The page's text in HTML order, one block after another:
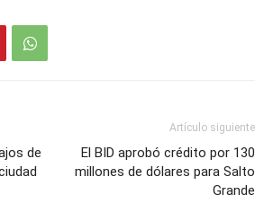
de
Artículo siguiente
El BID aprobó crédito por 130
millones de dólares para Salto
Grande